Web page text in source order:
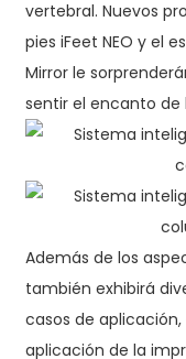
vertebral. Nuevos
pies iFeet NEO y el
Mirror le
sentir el encanto
Además de los
también exhibirá
casos de
aplicación de la